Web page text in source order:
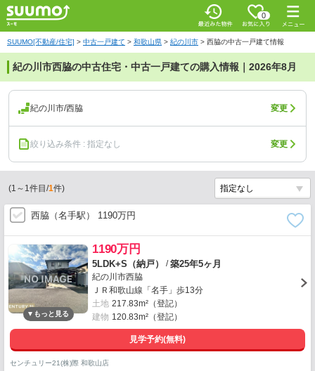
0
SUUMO[不動産/住宅] > 中古一戸建て > 和歌山県 > 紀の川市 > 西脇の中古一戸建て情報
紀の川市西脇の中古住宅・中古一戸建ての購入情報｜2026年8月
紀の川市/西脇 変更
絞り込み条件 : 指定なし 変更
(1 ～ 1件目/1件)
西脇（名手駅） 1190万円
1190万円
5LDK+S（納戸） /築25年5ヶ月
紀の川市西脇
ＪＲ和歌山線「名手」歩13分
土地 217.83m²（登記）
建物 120.83m²（登記）
見学予約(無料)
センチュリー21(株)際 和歌山店